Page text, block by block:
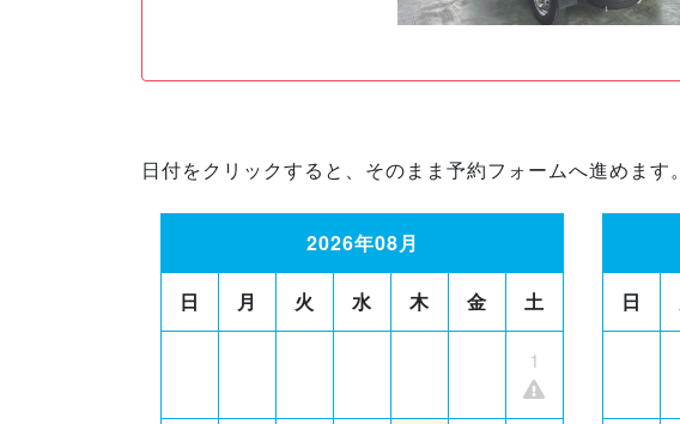
日付をクリックすると、そのまま予約フォームへ進めます。
2026年08月
日 月 火 水 木 金 土
1
日